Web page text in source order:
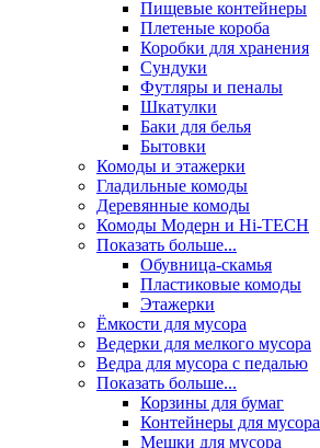
Пищевые контейнеры
Плетеные короба
Коробки для хранения
Сундуки
Футляры и пеналы
Шкатулки
Баки для белья
Бытовки
Комоды и этажерки
Гладильные комоды
Деревянные комоды
Комоды Модерн и Hi-TECH
Показать больше...
Обувница-скамья
Пластиковые комоды
Этажерки
Ёмкости для мусора
Ведерки для мелкого мусора
Ведра для мусора с педалью
Показать больше...
Корзины для бумаг
Контейнеры для мусора
Мешки для мусора